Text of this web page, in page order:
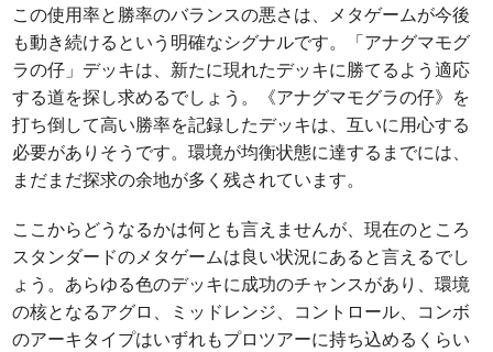
この使用率と勝率のバランスの悪さは、メタゲームが今後
も動き続けるという明確なシグナルです。「アナグマモグ
ラの仔」デッキは、新たに現れたデッキに勝てるよう適応
する道を探し求めるでしょう。《アナグマモグラの仔》を
打ち倒して高い勝率を記録したデッキは、互いに用心する
必要がありそうです。環境が均衡状態に達するまでには、
まだまだ探求の余地が多く残されています。
ここからどうなるかは何とも言えませんが、現在のところ
スタンダードのメタゲームは良い状況にあると言えるでし
ょう。あらゆる色のデッキに成功のチャンスがあり、環境
の核となるアグロ、ミッドレンジ、コントロール、コンボ
のアーキタイプはいずれもプロツアーに持ち込めるくらい